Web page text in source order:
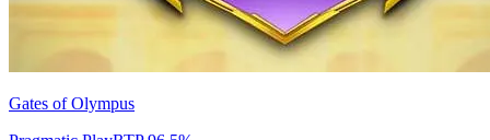
Gates of Olympus